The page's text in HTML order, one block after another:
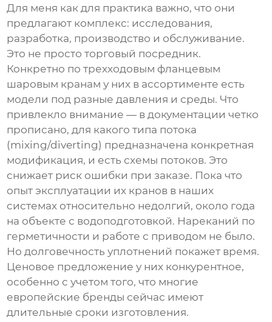
Для меня как для практика важно, что они
предлагают комплекс: исследования,
разработка, производство и обслуживание.
Это не просто торговый посредник.
Конкретно потрехходовым фланцевым
шаровым кранам у них в ассортименте есть
модели под разные давления и среды. Что
привлекло внимание — в документации четко
прописано, для какого типа потока
(mixing/diverting) предназначена конкретная
модификация, и есть схемы потоков. Это
снижает риск ошибки при заказе. Пока что
опыт эксплуатации их кранов в наших
системах относительно недолгий, около года
на объекте с водоподготовкой. Нареканий по
герметичности и работе с приводом не было.
Но долговечность уплотнений покажет время.
Ценовое предложение у них конкурентное,
особенно с учетом того, что многие
европейские бренды сейчас имеют
длительные сроки изготовления.